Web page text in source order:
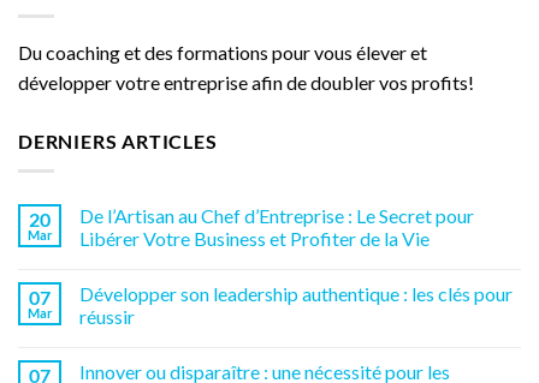
Du coaching et des formations pour vous élever et
développer votre entreprise afin de doubler vos profits!
DERNIERS ARTICLES
20
Mar
De l’Artisan au Chef d’Entreprise : Le Secret pour
Libérer Votre Business et Profiter de la Vie
07
Mar
Développer son leadership authentique : les clés pour
réussir
07
Innover ou disparaître : une nécessité pour les